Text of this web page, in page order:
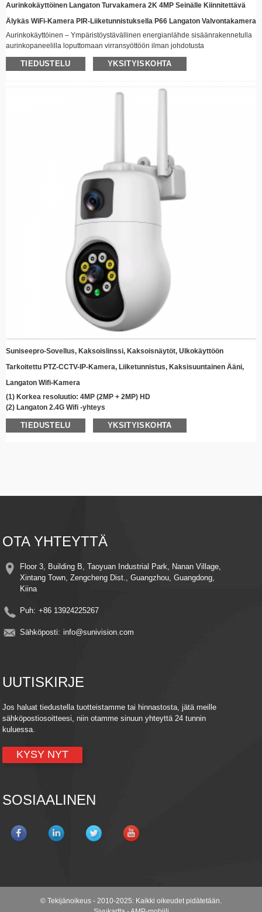
Aurinkokäyttöinen Langaton Turvakamera 2K 4MP Seinälle Kiinnitettävä
Älykäs WiFi-Kamera PIR-Liiketunnistuksella P66 Langaton Valvontakamera
Aurinkokäyttöinen – Ympäristöystävällinen energianlähde sisäänrakennetulla
aurinkopaneelilla loputtomaan virransyöttöön ilman johdotusta
Langaton yhteys – Pysy yhteydessä etänä Wi-Fi-yhteyden ja reaaliaikaisen
videoiden suoratoiston avulla
älypuhelimellasi tai muulla älylaitteellasi
​​Pilvitallennuksen yhteensopivuus​​ – Pidä muistot turvassa valinnaisen
pilvitallennuksen integroinnin avulla
Energiatehokas – Valjasta auringon voima vähentääksesi sähkökustannuksia
ja ylläpitääksesi jatkuvaa suojausta
TIEDUSTELU YKSITYISKOHTA
Suniseepro-Sovellus, Kaksoislinssi, Kaksoisnäytöt, Ulkokäyttöön
Tarkoitettu PTZ-CCTV-IP-Kamera, Liiketunnistus, Kaksisuuntainen Ääni,
Langaton Wifi-Kamera
(1) Korkea resoluutio: 4MP (2MP + 2MP) HD
(2) Langaton 2.4G Wifi -yhteys
(3) 355° panorointi, 90° kallistus ja kierto
Infrapuna/Värillinen yönäkö
TIEDUSTELU YKSITYISKOHTA
OTA YHTEYTTÄ
Floor 3, Building B, Taoyuan Industrial Park, Nanan Village,
Xintang Town, Zengcheng Dist., Guangzhou, Guangdong,
Kiina
Puh: +86 13924225267
Sähköposti: info@sunivision.com
UUTISKIRJE
Jos haluat tiedustella tuotteistamme tai hinnastosta, jätä meille
sähköpostiosoitteesi, niin otamme sinuun yhteyttä 24 tunnin
kuluessa.
KYSY NYT
SOSIAALINEN
© Tekijänoikeus - 2010-2025: Kaikki oikeudet pidätetään.